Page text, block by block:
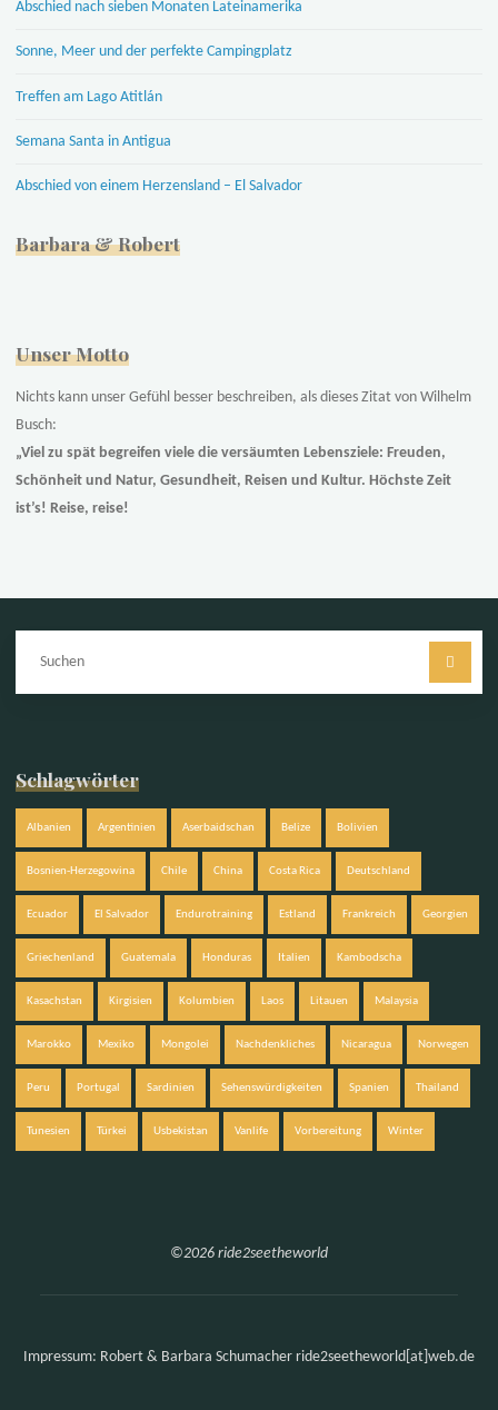
Abschied nach sieben Monaten Lateinamerika
Sonne, Meer und der perfekte Campingplatz
Treffen am Lago Atitlán
Semana Santa in Antigua
Abschied von einem Herzensland – El Salvador
Barbara & Robert
Unser Motto
Nichts kann unser Gefühl besser beschreiben, als dieses Zitat von Wilhelm
Busch:
„Viel zu spät begreifen viele die versäumten Lebensziele: Freuden,
Schönheit und Natur, Gesundheit, Reisen und Kultur. Höchste Zeit
ist’s! Reise, reise!
Schlagwörter
Albanien Argentinien Aserbaidschan Belize Bolivien
Bosnien-Herzegowina Chile China Costa Rica Deutschland
Ecuador El Salvador Endurotraining Estland Frankreich Georgien
Griechenland Guatemala Honduras Italien Kambodscha
Kasachstan Kirgisien Kolumbien Laos Litauen Malaysia
Marokko Mexiko Mongolei Nachdenkliches Nicaragua Norwegen
Peru Portugal Sardinien Sehenswürdigkeiten Spanien Thailand
Tunesien Türkei Usbekistan Vanlife Vorbereitung Winter
©2026 ride2seetheworld
Impressum: Robert & Barbara Schumacher ride2seetheworld[at]web.de